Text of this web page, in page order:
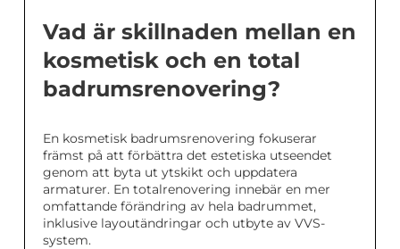
Vad är skillnaden mellan en
kosmetisk och en total
badrumsrenovering?
En kosmetisk badrumsrenovering fokuserar
främst på att förbättra det estetiska utseendet
genom att byta ut ytskikt och uppdatera
armaturer. En totalrenovering innebär en mer
omfattande förändring av hela badrummet,
inklusive layoutändringar och utbyte av VVS-
system.